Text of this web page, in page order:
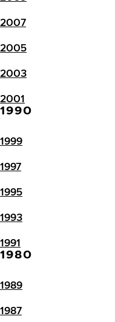
2007
2005
2003
2001
1990
1999
1997
1995
1993
1991
1980
1989
1987